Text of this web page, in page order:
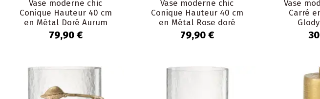
Vase moderne chic
Conique Hauteur 40 cm
en Métal Doré Aurum
79,90 €
Vase moderne chic
Conique Hauteur 40 cm
en Métal Rose doré
Aurum
79,90 €
Vase
Carré